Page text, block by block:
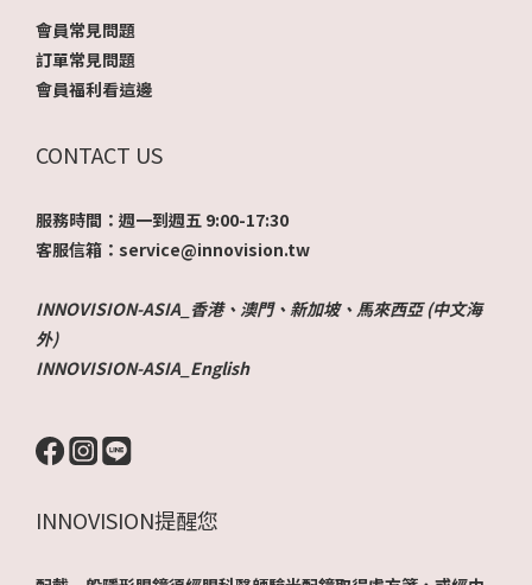
會員常見問題
訂單常見問題
會員福利看這邊
CONTACT US
服務時間：週一到週五 9:00-17:30
客服信箱：service@innovision.tw
INNOVISION-ASIA_香港、澳門、新加坡、馬來西亞 (中文海
外)
INNOVISION-ASIA_English
INNOVISION提醒您